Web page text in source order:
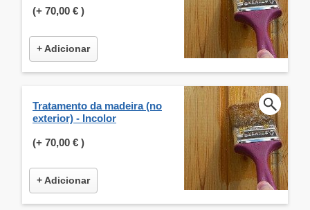
(+ 70,00 € )
+ Adicionar
Tratamento da madeira (no
exterior) - Incolor
(+ 70,00 € )
+ Adicionar